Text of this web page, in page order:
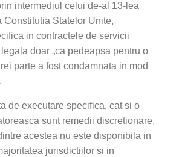
intermediul celui de-al 13-lea
Constitutia Statelor Unite,
in contractele de servicii
doar „ca pedeapsa pentru o
parte a fost condamnata in mod
de executare specifica, cat si o
sunt remedii discretionare.
acestea nu este disponibila in
jurisdictiilor si in